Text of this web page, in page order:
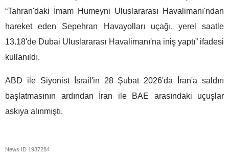
“Tahran'daki İmam Humeyni Uluslararası Havalimanı'ndan
hareket eden Sepehran Havayolları uçağı, yerel saatle
13.18'de Dubai Uluslararası Havalimanı'na iniş yaptı” ifadesi
kullanıldı.
ABD ile Siyonist İsrail'in 28 Şubat 2026'da İran'a saldırı
başlatmasının ardından İran ile BAE arasındaki uçuşlar
askıya alınmıştı.
News ID 1937284